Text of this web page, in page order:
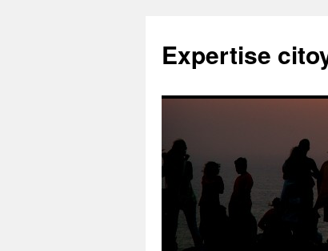
Expertise